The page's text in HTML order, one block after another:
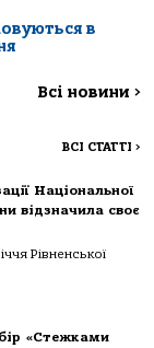
в
Всі новини >
ВСІ СТАТТІ >
Національної
відзначила своє
Рівненської
«Стежками